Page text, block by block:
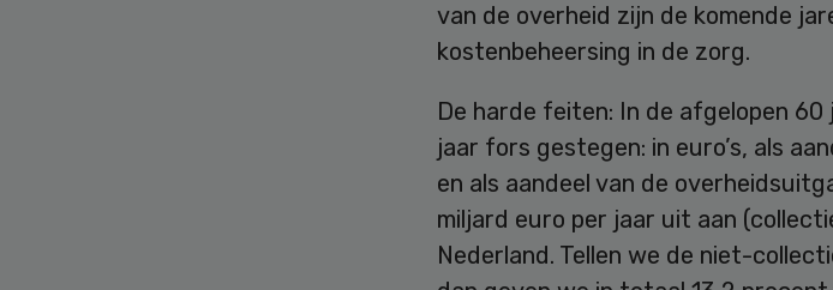
van de overheid zijn de komende
kostenbeheersing in de zorg.
De harde feiten: In de afgelopen
jaar fors gestegen: in euro’s, als
en als aandeel van de
miljard euro per jaar uit aan
Nederland. Tellen we de niet-